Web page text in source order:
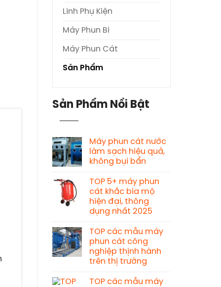
Linh Phụ Kiện
Máy Phun Bi
Máy Phun Cát
Sản Phẩm
Sản Phẩm Nổi Bật
Máy phun cát nước
làm sạch hiệu quả,
không bụi bẩn
TOP 5+ máy phun
cát khắc bia mộ
hiện đại, thông
dụng nhất 2025
TOP các mẫu máy
phun cát công
nghiệp thịnh hành
trên thị trường
TOP các mẫu máy